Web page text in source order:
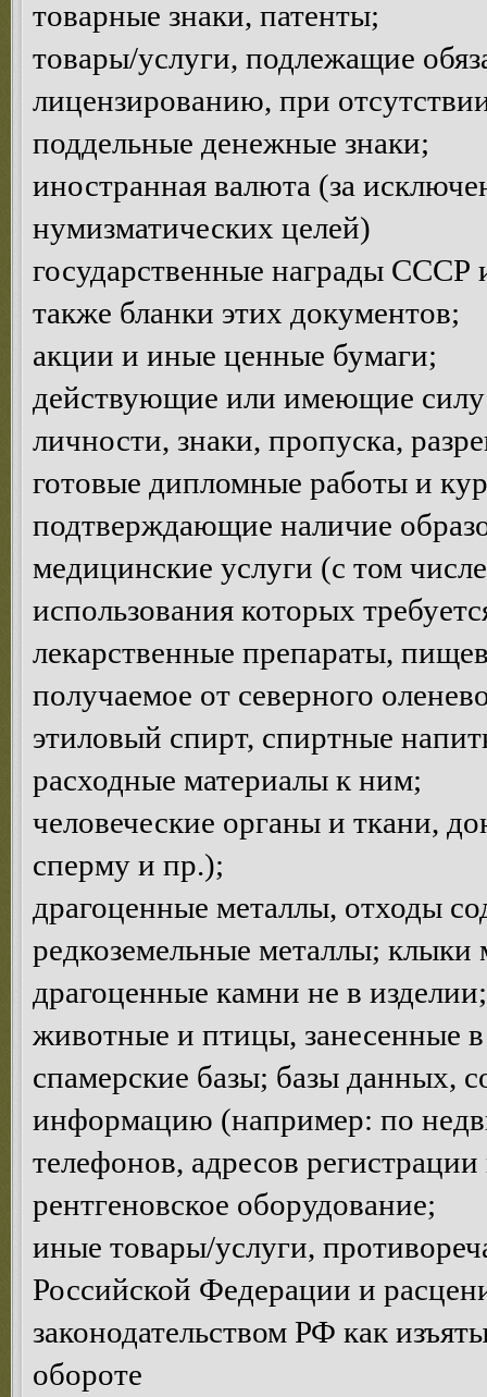
товарные знаки, патенты;
товары/услуги, подлежащие
лицензированию, при
поддельные денежные знаки;
иностранная валюта (за
нумизматических целей)
государственные награды СССР
также бланки этих документов;
акции и иные ценные бумаги;
действующие или имеющие силу
личности, знаки, пропуска,
готовые дипломные работы и
подтверждающие наличие
медицинские услуги (с том
использования которых
лекарственные препараты,
получаемое от северного
этиловый спирт, спиртные
расходные материалы к ним;
человеческие органы и ткани,
сперму и пр.);
драгоценные металлы, отходы
редкоземельные металлы;
драгоценные камни не в изделии;
животные и птицы, занесенные
спамерские базы; базы данных,
информацию (например: по
телефонов, адресов
рентгеновское оборудование;
иные товары/услуги,
Российской Федерации и
законодательством РФ как
обороте